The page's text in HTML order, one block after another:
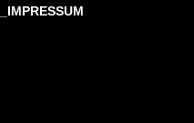
_IMPRESSUM